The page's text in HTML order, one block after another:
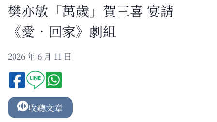
樊亦敏「萬歲」賀三喜 宴請
《愛‧回家》劇組
2026 年 6 月 11 日
收聽文章